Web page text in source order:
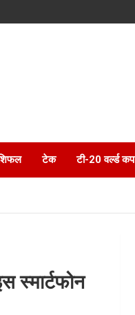
टेक टी-20 वर्ल्ड कप
स्मार्टफोन